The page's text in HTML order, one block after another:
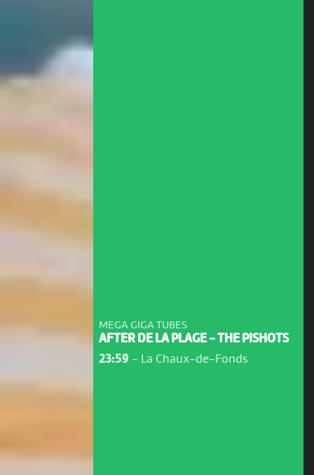
MEGA GIGA TUBES
AFTER DE LA PLAGE - THE PISHOTS
23:59 - La Chaux-de-Fonds